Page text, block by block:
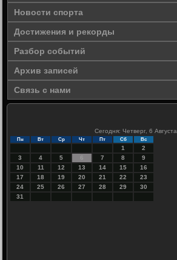
Новости спорта
Достижения и рекорды
Разбор событий
Архив записей
Связь с нами
Сегодня: Четверг, 6 Августа
Пн Вт Ср Чт Пт Сб Вс
1
2
3
4 5 6 7 8
9
10
11 12 13 14 15
16
17
18 19 20 21 22
23
24
25 26 27 28 29
30
31